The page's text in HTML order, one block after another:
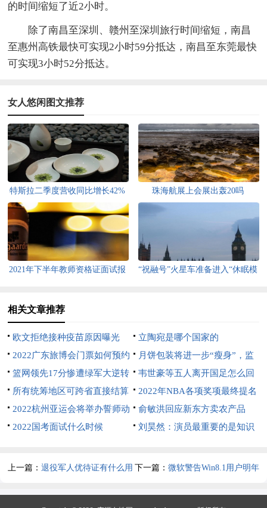
的时间缩短了近2小时。
除了南昌至深圳、赣州至深圳旅行时间缩短，南昌
至惠州高铁最快可实现2小时59分抵达，南昌至东莞最快
可实现3小时52分抵达。
女人悠闲图文推荐
特斯拉二季度营收同比增长42% 珠海航展上会展出轰20吗
2021年下半年教师资格证面试报
“祝融号”火星车准备进入“休眠模
相关文章推荐
欧文拒绝接种疫苗原因曝光
立陶宛是哪个国家的
2022广东旅博会门票如何预约
月饼包装将进一步“瘦身”，监
管进一步加强
篮网领先17分惨遭绿军大逆转
韦世豪等五人离开国足怎么回
事
所有统筹地区可跨省直接结算
普通门诊费用
2022年NBA各项奖项最终提名
名单公布
2022杭州亚运会将举办誓师动
员大会
俞敏洪回应新东方卖农产品
2022国考面试什么时候
刘昊然：演员最重要的是知识
上一篇：退役军人优待证有什么用 下一篇： 微软警告Win8.1用户明年